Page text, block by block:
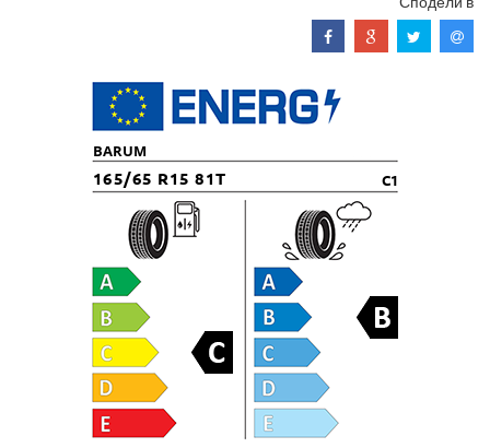
BARUM
165/65 R15 81T C1